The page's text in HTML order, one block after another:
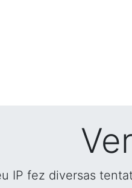
IP fez diversas